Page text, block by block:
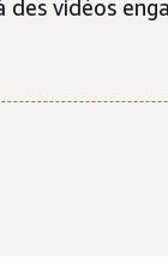
vidéos